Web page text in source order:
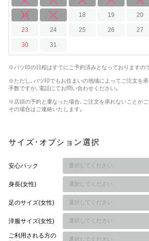
16 17 18 19 20
23 24 25 26 27
30 31
※バツ印の日程はすでにご予約済みとなっておりますの
※ただし､バツ印でもお住まいの地域によってご注文を承
手数ですが､電話にてお問い合わせください｡
※店頭の予約と重なった場合､ご注文を承れないことがご
その場合はご連絡いたします｡
サイズ･オプション選択
安心パック
身長(女性)
足のサイズ(女性)
洋服サイズ(女性)
ご利用される方の